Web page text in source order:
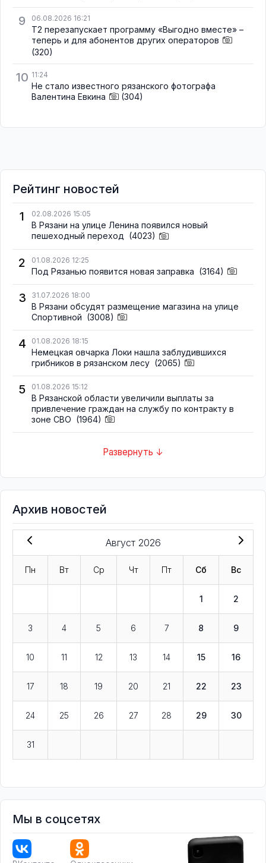
9 06.08.2026 16:21
Т2 перезапускает программу «Выгодно вместе» –
теперь и для абонентов других операторов
(320)
10 11:24
Не стало известного рязанского фотографа
Валентина Евкина
(304)
Рейтинг новостей
1
02.08.2026 15:05
В Рязани на улице Ленина появился новый
пешеходный переход (4023)
2 01.08.2026 12:25
Под Рязанью появится новая заправка (3164)
3 31.07.2026 18:00
В Рязани обсудят размещение магазина на улице
Спортивной (3008)
4 01.08.2026 18:15
Немецкая овчарка Локи нашла заблудившихся
грибников в рязанском лесу (2065)
5 01.08.2026 15:12
В Рязанской области увеличили выплаты за
привлечение граждан на службу по контракту в
зоне СВО (1964)
Развернуть ↓
Архив новостей
Август 2026
Пн Вт Ср Чт Пт Сб Вс
1 2
3 4 5 6 7 8 9
10 11 12 13 14 15 16
17 18 19 20 21 22 23
24 25 26 27 28 29 30
31
Мы в соцсетях